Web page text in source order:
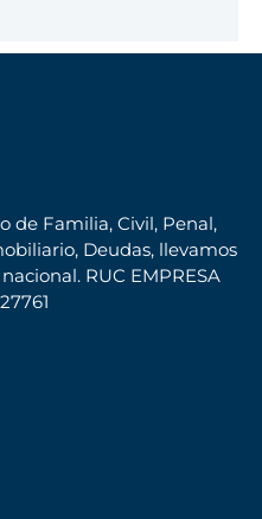
de Familia, Civil, Penal,
Deudas, llevamos
RUC EMPRESA